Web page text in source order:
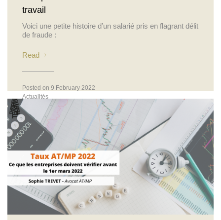
travail
Voici une petite histoire d’un salarié pris en flagrant délit
de fraude :
Read
Posted on 9 February 2022
Actualités